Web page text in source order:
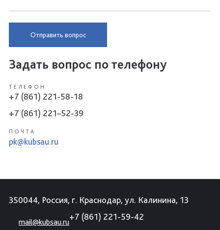
Отправить вопрос
Задать вопрос по телефону
ТЕЛЕФОН
+7 (861) 221-58-18
+7 (861) 221–52-39
ПОЧТА
pk@kubsau.ru
350044, Россия, г. Краснодар, ул. Калинина, 13
mail@kubsau.ru
+7 (861) 221-59-42